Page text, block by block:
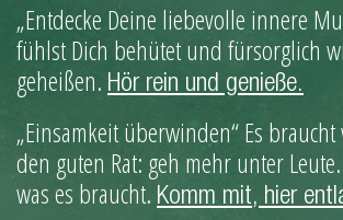
„Entdecke Deine liebevolle innere
fühlst Dich behütet und fürsorglich
geheißen. Hör rein und genieße.
„Einsamkeit überwinden“ Es
den guten Rat: geh mehr unter
was es braucht. Komm mit, hier